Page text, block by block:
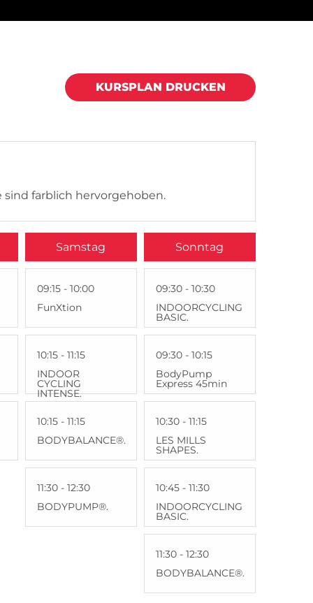
KURSPLAN DRUCKEN
sind farblich hervorgehoben.
Samstag
09:15 - 10:00
FunXtion
10:15 - 11:15
INDOOR
CYCLING
INTENSE.
10:15 - 11:15
BODYBALANCE®.
11:30 - 12:30
BODYPUMP®.
Sonntag
09:30 - 10:30
INDOORCYCLING
BASIC.
09:30 - 10:15
BodyPump
Express 45min
10:30 - 11:15
LES MILLS
SHAPES.
10:45 - 11:30
INDOORCYCLING
BASIC.
11:30 - 12:30
BODYBALANCE®.